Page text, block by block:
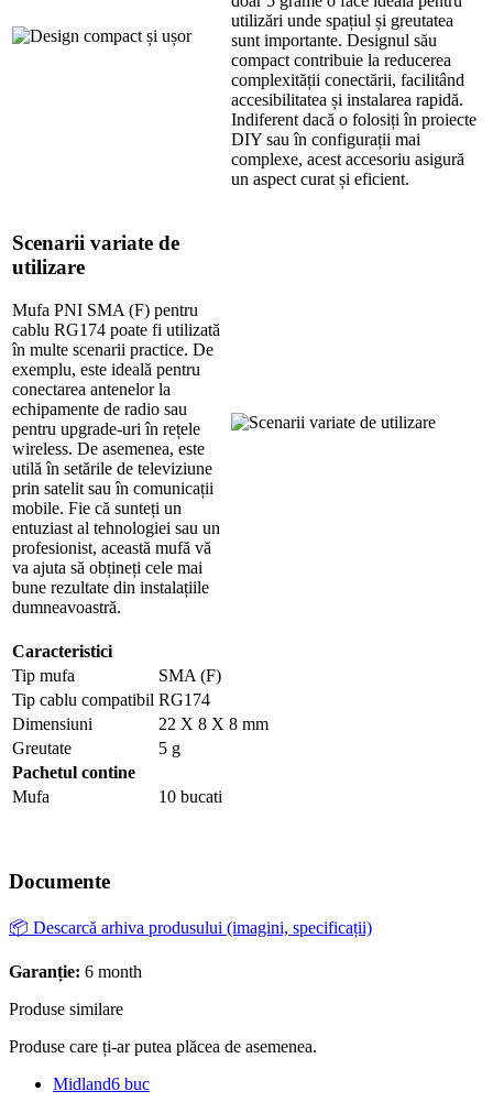
utilizări unde spațiul și greutatea
sunt importante. Designul său
compact contribuie la reducerea
complexității conectării, facilitând
accesibilitatea și instalarea rapidă.
Indiferent dacă o folosiți în proiecte
DIY sau în configurații mai
complexe, acest accesoriu asigură
un aspect curat și eficient.
Scenarii variate de
utilizare
Mufa PNI SMA (F) pentru
cablu RG174 poate fi utilizată
în multe scenarii practice. De
exemplu, este ideală pentru
conectarea antenelor la
echipamente de radio sau
pentru upgrade-uri în rețele
wireless. De asemenea, este
utilă în setările de televiziune
prin satelit sau în comunicații
mobile. Fie că sunteți un
entuziast al tehnologiei sau un
profesionist, această mufă vă
va ajuta să obțineți cele mai
bune rezultate din instalațiile
dumneavoastră.
Caracteristici
Tip mufa
SMA (F)
Tip cablu compatibil RG174
Dimensiuni
22 X 8 X 8 mm
Greutate
5 g
Pachetul contine
Mufa
10 bucati
Documente
📦 Descarcă arhiva produsului (imagini, specificații)
Garanție: 6 month
Produse similare
Produse care ți-ar putea plăcea de asemenea.
Midland6 buc